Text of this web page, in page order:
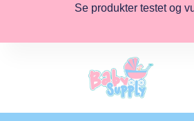
Se produkter testet og